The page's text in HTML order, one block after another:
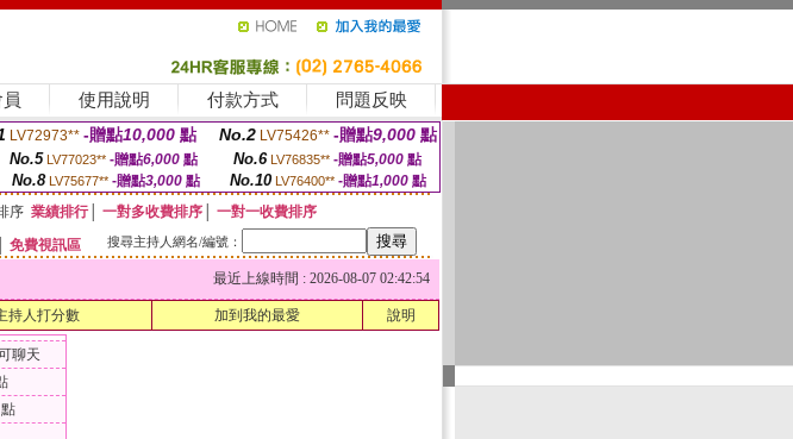
使用說明 付款方式 問題反映
LV72973** -贈點10,000 點 No.2 LV75426** -贈點9,000 點
No.5 LV77023** -贈點6,000點 No.6 LV76835** -贈點5,000點
No.8 LV75677** -贈點3,000點 No.10 LV76400** -贈點1,000 點
序 業績排行│ 一對多收費排序
一對一收費排序
免費視訊區 搜尋主持人網名/編號：
最近上線時間 : 2026-08-07 02:42:54
持人打分數 加到我的最愛 說明
聊天